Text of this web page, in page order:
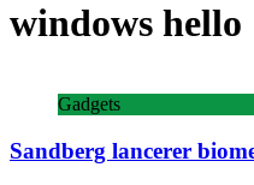
windows hello
Gadgets
Sandberg lancerer